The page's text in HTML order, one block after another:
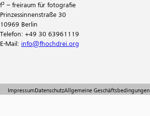
f³ – freiraum für fotografie
Prinzessinnenstraße 30
10969 Berlin
Telefon: +49 30 63961119
E-Mail: info@fhochdrei.org
ImpressumDatenschutzAllgemeine Geschäftsbedingungen